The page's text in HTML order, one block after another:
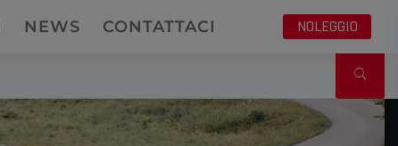
NEWS CONTATTACI NOLEGGIO